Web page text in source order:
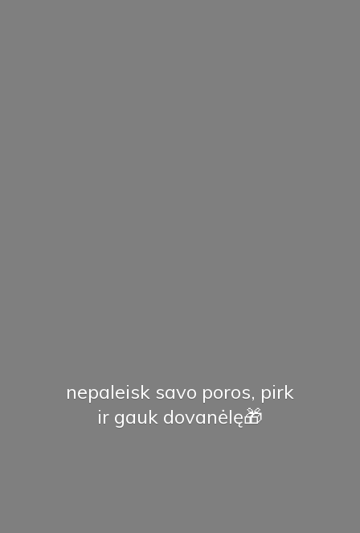
nepaleisk savo poros, pirk
ir gauk dovanėlę🎁